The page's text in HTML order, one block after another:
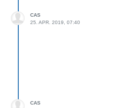
CAS
25. APR. 2019, 07:40
CAS